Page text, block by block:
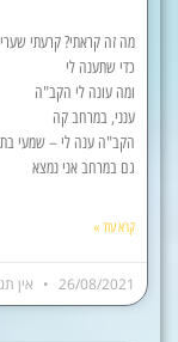
מה זה קראתי? קרעתי
כדי שתענה לי
ומה עונה לי הקב"ה
ענני, במרחב קה
הקב"ה ענה לי – שמעי
גם במרחב אני נמצא
קרא עוד »
26/08/2021 אין